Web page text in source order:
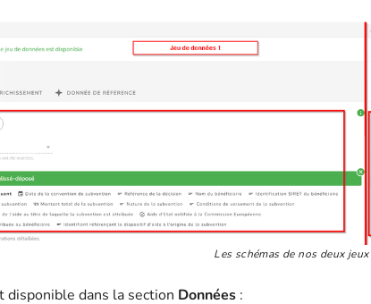
Les schémas de nos deux
disponible dans la section Données: